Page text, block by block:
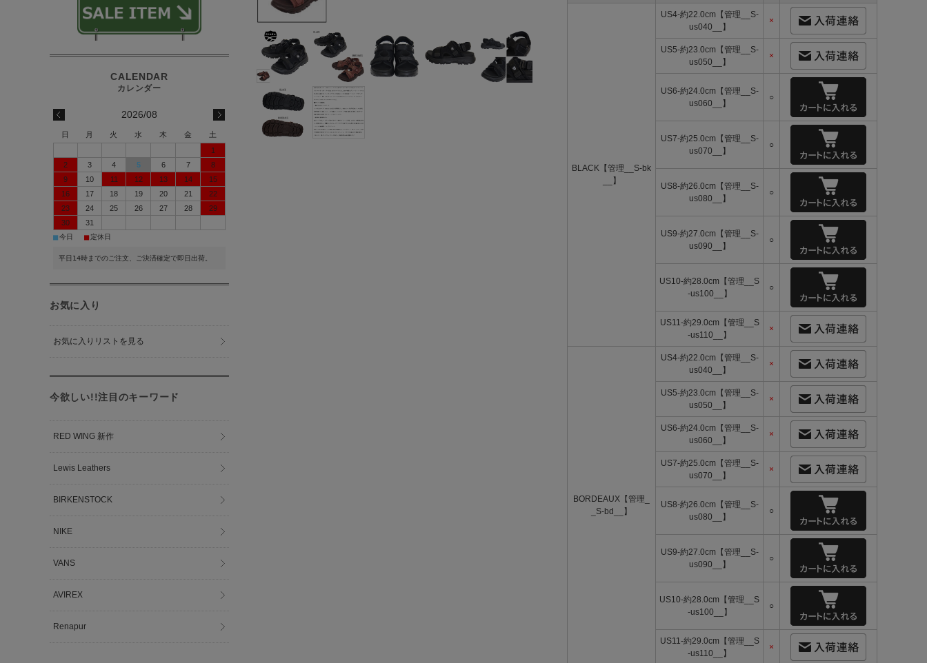
BLACK【管理__S-bk
__】
US4-約22.0cm【管理__S-
us040__】
×
US5-約23.0cm【管理__S-
us050__】
×
US6-約24.0cm【管理__S-
us060__】
○
US7-約25.0cm【管理__S-
us070__】
○
US8-約26.0cm【管理__S-
us080__】
○
US9-約27.0cm【管理__S-
us090__】
○
US10-約28.0cm【管理__S
-us100__】
○
US11-約29.0cm【管理__S
-us110__】
×
BORDEAUX【管理_
_S-bd__】
US4-約22.0cm【管理__S-
us040__】
×
US5-約23.0cm【管理__S-
us050__】
×
US6-約24.0cm【管理__S-
us060__】
×
US7-約25.0cm【管理__S-
us070__】
×
US8-約26.0cm【管理__S-
us080__】
○
US9-約27.0cm【管理__S-
us090__】
○
US10-約28.0cm【管理__S
-us100__】
○
US11-約29.0cm【管理__S
-us110__】
×
2026/08
日 月 火 水 木 金
土
1
2
3 4 5 6 7
8
9
10 11 12 13 14
15
16
17 18 19 20 21
22
23
24 25 26 27 28
29
30
31
■今日 ■ 定休日
平日14時までのご注文、ご決済確定で即日出荷。
お気に入り
お気に入りリストを見る
今欲しい!!注目のキーワード
RED WING 新作
Lewis Leathers
BIRKENSTOCK
NIKE
VANS
AVIREX
Renapur